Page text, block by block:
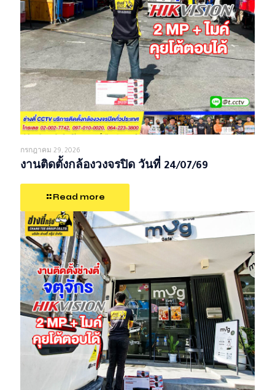
กรกฎาคม 29, 2026
งานติดตั้งกล้องวงจรปิด วันที่ 24/07/69
Read more